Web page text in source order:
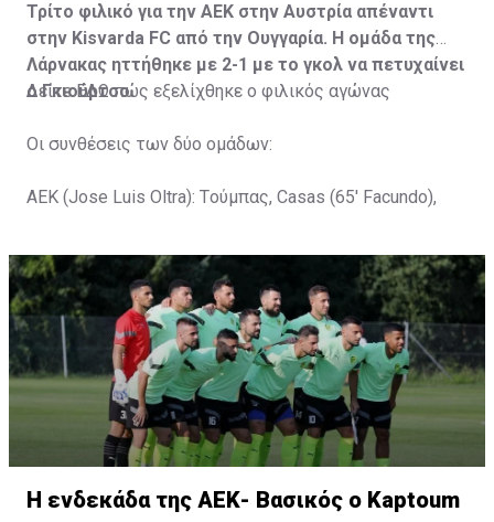
Τρίτο φιλικό για την ΑΕΚ στην Αυστρία απέναντι
στην Kisvarda FC από την Ουγγαρία. Η ομάδα της
Λάρνακας ηττήθηκε με 2-1 με το γκολ να πετυχαίνει
ο Γκιούρτσο.
ΔείτεΕΔΩπώς εξελίχθηκε ο φιλικός αγώνας
Οι συνθέσεις των δύο ομάδων:
ΑΕΚ (Jose Luis Oltra): Tούμπας, Casas (65' Facundo),
Gyurcso), Κaptoum (46' Καψής (65' Mάμας), Roberge (65'
Tomovic), Aνδρέου (65' Angel) , Κωνσταντή (65' Sol),
Τζιωρτζής (65' Faraj), Κατελάρης (65' Milicevic).
Στον πάγκο: Piric, Στυλιανίδης, Tomovic, Καψής, Sol,
Faraj, Lopes, Angel, Milicevic, Pons, Εγγλέζου, Facundo,
Gonzalez, Guyrcso, Μάμας.
Κisvarda FC (Milos Kruscic): Kovacs, Navratil, Raul, Szor,
Lippai, Alic, Kormendi, Makowski, Czekus, Ilievski,
H ενδεκάδα της ΑΕΚ- Βασικός ο Kaptoum